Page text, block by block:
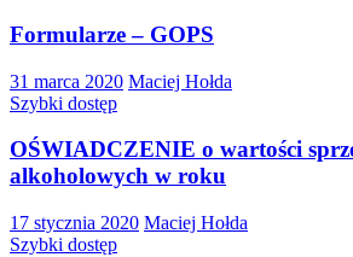
Formularze – GOPS
31 marca 2020 Maciej Hołda
Szybki dostęp
OŚWIADCZENIE o wartości
alkoholowych w roku
17 stycznia 2020 Maciej Hołda
Szybki dostęp